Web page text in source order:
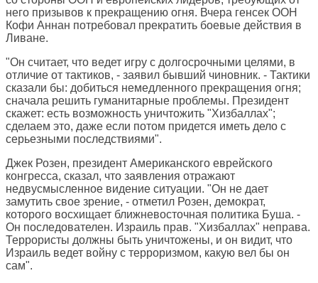
него призывов к прекращению огня. Вчера генсек ООН
Кофи Аннан потребовал прекратить боевые действия в
Ливане.
"Он считает, что ведет игру с долгосрочными целями, в
отличие от тактиков, - заявил бывший чиновник. - Тактики
сказали бы: добиться немедленного прекращения огня;
сначала решить гуманитарные проблемы. Президент
скажет: есть возможность уничтожить "Хизбаллах";
сделаем это, даже если потом придется иметь дело с
серьезными последствиями".
Джек Розен, президент Американского еврейского
конгресса, сказал, что заявления отражают
недвусмысленное видение ситуации. "Он не дает
замутить свое зрение, - отметил Розен, демократ,
которого восхищает ближневосточная политика Буша. -
Он последователен. Израиль прав. "Хизбаллах" неправа.
Террористы должны быть уничтожены, и он видит, что
Израиль ведет войну с терроризмом, какую вел бы он
сам".